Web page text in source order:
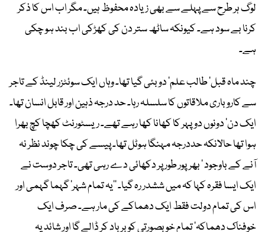
لوگ ہر طرح سے پہلے سے بھی زیادہ محفوظ ہیں۔ مگر اب اس کا ذکر
کرنا بے سود ہے۔ کیونکہ ساٹھ ستر دن کی کھڑکی اب بند ہو چکی
ہے۔
چند ماہ قبل‘ طالب علم‘ دوبئی گیا تھا۔ وہاں ایک سوئٹزر لینڈ کے تاجر
سے کاروباری ملاقاتوں کا سلسلہ رہا۔ حد درجہ ذہین اور قابل انسان تھا۔
ایک دن‘ دونوں دوپہر کا کھانا کھا رہے تھے۔ ریسٹورنٹ کھچا کچ بھرا
ہوا تھا حالانکہ حددرجہ مہنگا ہوٹل تھا۔ پیسے کی چکا چوند نظر نہ
آنے کے باوجود ‘ بھرپور طور پر دکھائی دے رہی تھی۔ تاجر دوست نے
ایک ایسا فقرہ کہا کہ میں ششدر رہ گیا۔ ’’یہ تمام شہر‘ گہما گہمی اور
اس کی تمام دولت فقط ایک دھماکے کی مار ہے۔ صرف ایک
خوفناک دھماکہ‘ تمام خوبصورتی کو برباد کر ڈالے گا اور شائد یہ